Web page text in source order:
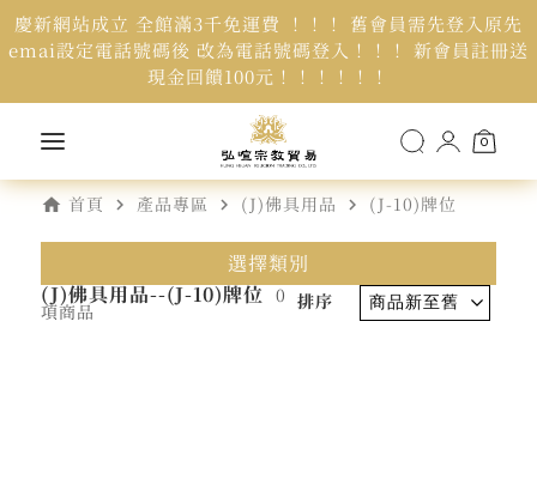
慶新網站成立 全館滿3千免運費 ！！！ 舊會員需先登入原先
emai設定電話號碼後 改為電話號碼登入！！！ 新會員註冊送
現金回饋100元！！！！！！
0
home 首頁 navigate_next 產品專區 navigate_next (J)佛具用品 navigate_next (J-10)牌位
選擇類別
(J)佛具用品--(J-10)牌位
0
項商品
排序